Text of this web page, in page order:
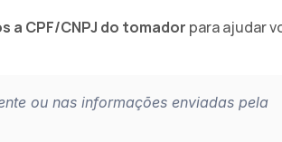
a CPF/CNPJ do tomador para ajudar
ou nas informações enviadas pela